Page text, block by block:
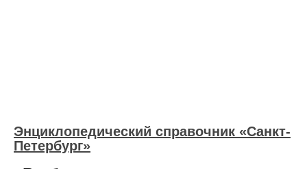
Энциклопедический справочник «Санкт-
Петербург»